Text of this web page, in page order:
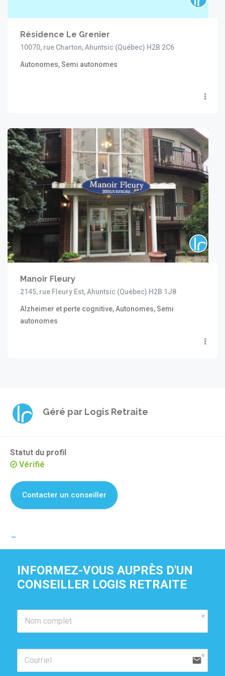
Résidence Le Grenier
10070, rue Charton, Ahuntsic (Québec) H2B 2C6
Autonomes, Semi autonomes
Manoir Fleury
2145, rue Fleury Est, Ahuntsic (Québec) H2B 1J8
Alzheimer et perte cognitive, Autonomes, Semi
autonomes
Géré par Logis Retraite
Statut du profil
Vérifié
Contacter un conseiller
INFORMEZ-VOUS AUPRÈS D'UN
CONSEILLER LOGIS RETRAITE
email